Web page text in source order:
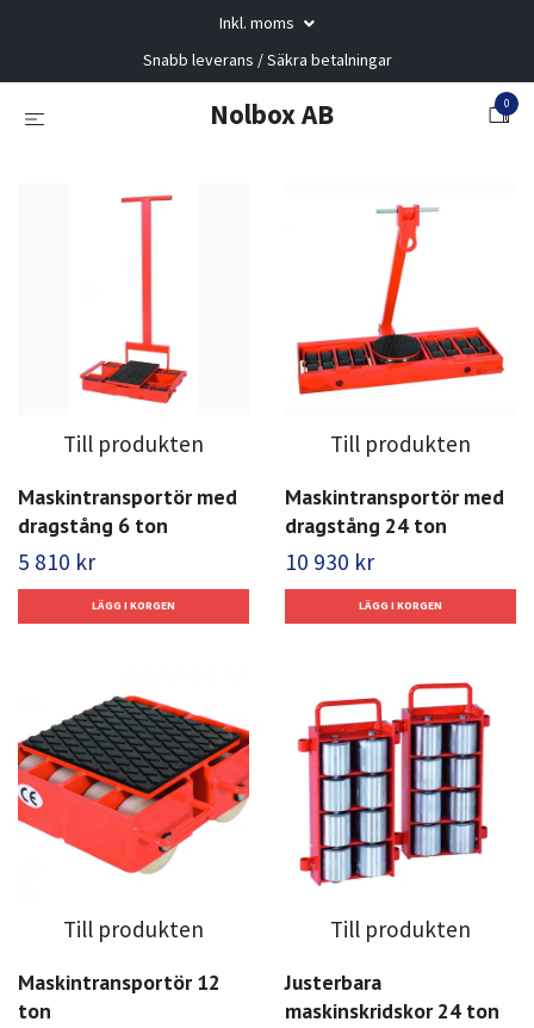
Inkl. moms
Snabb leverans / Säkra betalningar
Nolbox AB 0
Till produkten
Maskintransportör med
dragstång 6 ton
5 810 kr
Till produkten
Maskintransportör med
dragstång 24 ton
10 930 kr
Till produkten
Maskintransportör 12
ton
Till produkten
Justerbara
maskinskridskor 24 ton